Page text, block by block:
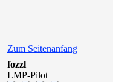
Zum Seitenanfang
fozzl
LMP-Pilot